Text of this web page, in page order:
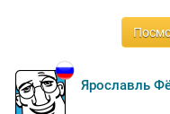
Ярославль